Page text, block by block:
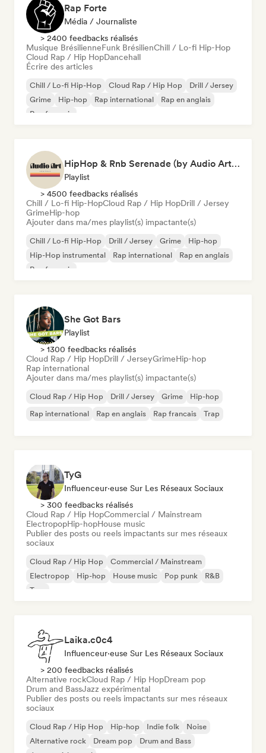
Rap Forte
Média / Journaliste
> 2400 feedbacks réalisés
Musique BrésilienneFunk BrésilienChill / Lo-fi Hip-Hop
Cloud Rap / Hip HopDancehall
Écrire des articles
Chill / Lo-fi Hip-Hop Cloud Rap / Hip Hop
Drill / Jersey
Grime
Hip-hop Rap international
Rap en anglais
Rap francais
HipHop & Rnb Serenade (by Audio Art Central)
Playlist
> 4500 feedbacks réalisés
Chill / Lo-fi Hip-HopCloud Rap / Hip HopDrill / Jersey
GrimeHip-hop
Ajouter dans ma/mes playlist(s) impactante(s)
Chill / Lo-fi Hip-Hop Drill / Jersey Grime
Hip-hop
Hip-Hop instrumental
Rap international
Rap en anglais
Rap francais
She Got Bars
Playlist
> 1300 feedbacks réalisés
Cloud Rap / Hip HopDrill / JerseyGrimeHip-hop
Rap international
Ajouter dans ma/mes playlist(s) impactante(s)
Cloud Rap / Hip Hop Drill / Jersey Grime
Hip-hop
Rap international
Rap en anglais Rap francais Trap
TyG
Influenceur·euse Sur Les Réseaux Sociaux
> 300 feedbacks réalisés
Cloud Rap / Hip HopCommercial / Mainstream
ElectropopHip-hopHouse music
Publier des posts ou reels impactants sur mes réseaux
sociaux
Cloud Rap / Hip Hop
Commercial / Mainstream
Electropop
Hip-hop House music Pop punk
R&B
Trap
Laika.c0c4
Influenceur·euse Sur Les Réseaux Sociaux
> 200 feedbacks réalisés
Alternative rockCloud Rap / Hip HopDream pop
Drum and BassJazz expérimental
Publier des posts ou reels impactants sur mes réseaux
sociaux
Cloud Rap / Hip Hop Hip-hop Indie folk
Noise
Alternative rock
Dream pop
Drum and Bass